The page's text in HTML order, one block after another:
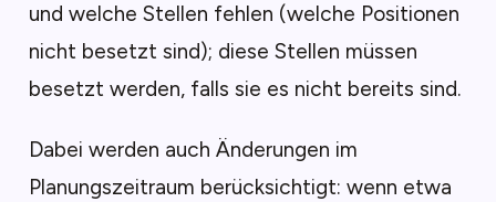
und welche Stellen fehlen (welche Positionen
nicht besetzt sind); diese Stellen müssen
besetzt werden, falls sie es nicht bereits sind.
Dabei werden auch Änderungen im
Planungszeitraum berücksichtigt: wenn etwa